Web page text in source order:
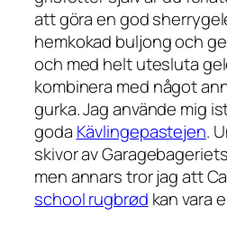
att göra en god
hemkokad buljong och
och med helt utesluta
kombinera med något
gurka. Jag använde mig
goda Kävlingepastejen.
skivor av
men annars tror jag att
school rugbrød kan vara